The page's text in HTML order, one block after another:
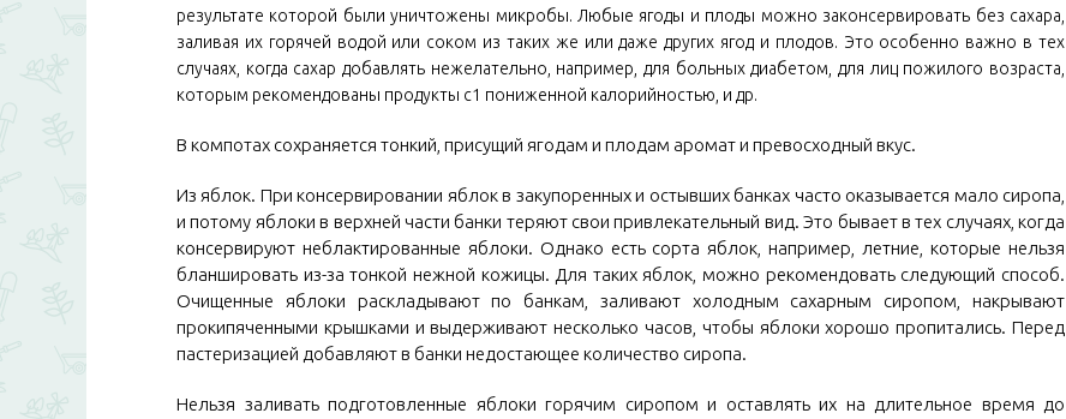
результате которой были уничтожены микробы. Любые ягоды и плоды можно законсервировать без сахара,
заливая их горячей водой или соком из таких же или даже других ягод и плодов. Это особенно важно в тех
случаях, когда сахар добавлять нежелательно, например, для больных диабетом, для лиц пожилого возраста,
которым рекомендованы продукты с1 пониженной калорийностью, и др.
В компотах сохраняется тонкий, присущий ягодам и плодам аромат и превосходный вкус.
Из яблок. При консервировании яблок в закупоренных и остывших банках часто оказывается мало сиропа,
и потому яблоки в верхней части банки теряют свои привлекательный вид. Это бывает в тех случаях, когда
консервируют неблактированные яблоки. Однако есть сорта яблок, например, летние, которые нельзя
бланшировать из-за тонкой нежной кожицы. Для таких яблок, можно рекомендовать следующий способ.
Очищенные яблоки раскладывают по банкам, заливают холодным сахарным сиропом, накрывают
прокипяченными крышками и выдерживают несколько часов, чтобы яблоки хорошо пропитались. Перед
пастеризацией добавляют в банки недостающее количество сиропа.
Нельзя заливать подготовленные яблоки горячим сиропом и оставлять их на длительное время до